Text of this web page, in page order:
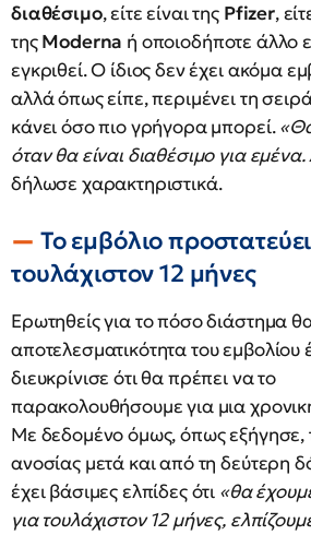
διαθέσιμο, είτε είναι της Pfizer,
τηςModerna ή οποιοδήποτε άλλο
εγκριθεί. Ο ίδιος δεν έχει ακόμα
αλλά όπως είπε, περιμένει τη
κάνει όσο πιο γρήγορα μπορεί.
όταν θα είναι διαθέσιμο για
δήλωσε χαρακτηριστικά.
Το εμβόλιο
τουλάχιστον 12 μήνες
Ερωτηθείς για το πόσο διάστημα
αποτελεσματικότητα του εμβολίου
διευκρίνισε ότι θα πρέπει να το
παρακολουθήσουμε για μια
Με δεδομένο όμως, όπως εξήγησε,
ανοσίας μετά και από τη δεύτερη
έχει βάσιμες ελπίδες ότι «θα
για τουλάχιστον 12 μήνες,